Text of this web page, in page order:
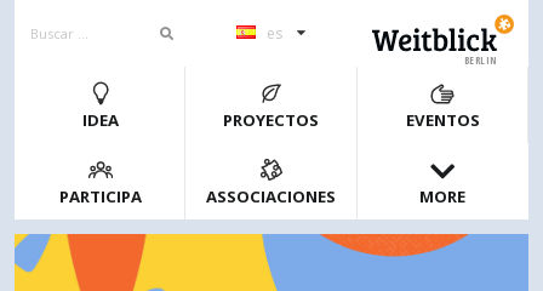
es
BERLIN
IDEA PROYECTOS EVENTOS
PARTICIPA ASSOCIACIONES MORE